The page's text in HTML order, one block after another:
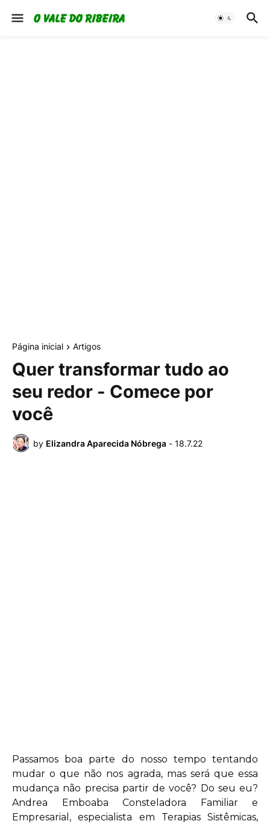
Página inicial Artigos
Quer transformar tudo ao
seu redor - Comece por
você
by Elizandra Aparecida Nóbrega - 18.7.22
Passamos boa parte do nosso tempo tentando
mudar o que não nos agrada, mas será que essa
mudança não precisa partir de você? Do seu eu?
Andrea Emboaba Consteladora Familiar e
Empresarial, especialista em Terapias Sistêmicas,